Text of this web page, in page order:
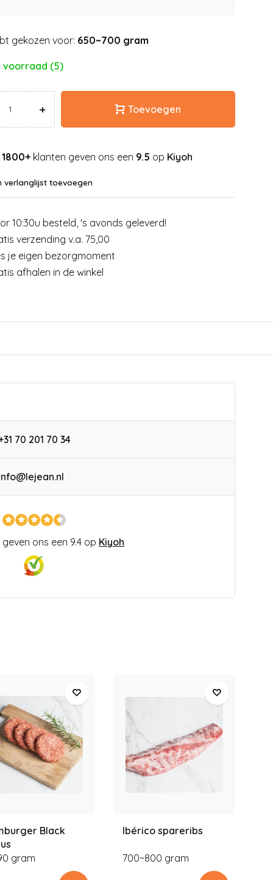
gekozen voor: 650~700 gram
voorraad (5)
+ Toevoegen
1800+ klanten geven ons een 9.5 op Kiyoh
verlanglijst toevoegen
10:30u besteld, 's avonds geleverd!
verzending v.a. 75,00
je eigen bezorgmoment
afhalen in de winkel
70 201 70 34
ons een 9.4 op Kiyoh
Black
gram
Ibérico spareribs
700~800 gram